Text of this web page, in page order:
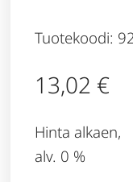
Tuotekoodi:
13,02 €
Hinta alkaen,
alv. 0 %